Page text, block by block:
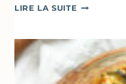
LIRE LA SUITE FARINATA
ÉPAISSE
À
LA
FARINE